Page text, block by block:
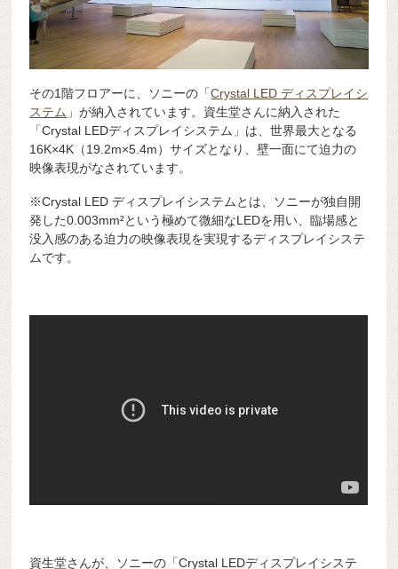
その1階フロアーに、ソニーの「Crystal LED ディスプレイシ
ステム 」が納入されています。資生堂さんに納入された
「Crystal LEDディスプレイシステム」は、世界最大となる
16K×4K（19.2m×5.4m）サイズとなり、壁一面にて迫力の
映像表現がなされています。
※Crystal LED ディスプレイシステムとは、ソニーが独自開
発した0.003mm²という極めて微細なLEDを用い、臨場感と
没入感のある迫力の映像表現を実現するディスプレイシステ
ムです。
資生堂さんが、ソニーの「Crystal LEDディスプレイシステ